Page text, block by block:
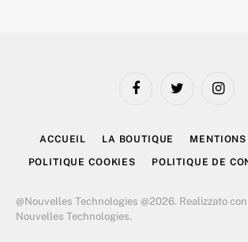
FacebookTwitter
ACCUEIL LA BOUTIQUE
POLITIQUE COOKIES POLITIQUE DE
@Nouvelles Technologies @2026. Realizzato
Nouvelles Technologies.